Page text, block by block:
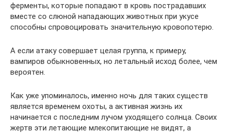
ферменты, которые попадают в кровь пострадавших
вместе со слюной нападающих животных при укусе
способны спровоцировать значительную кровопотерю.
А если атаку совершает целая группа, к примеру,
вампиров обыкновенных, но летальный исход более, чем
вероятен.
Как уже упоминалось, именно ночь для таких существ
является временем охоты, а активная жизнь их
начинается с последним лучом уходящего солнца. Своих
жертв эти летающие млекопитающие не видят, а